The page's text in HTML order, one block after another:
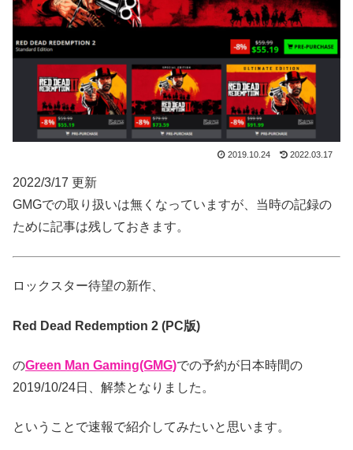
2019.10.24 2022.03.17
2022/3/17 更新
GMGでの取り扱いは無くなっていますが、当時の記録の
ために記事は残しておきます。
ロックスター待望の新作、
Red Dead Redemption 2 (PC版)
のGreen Man Gaming(GMG)での予約が日本時間の
2019/10/24日、解禁となりました。
ということで速報で紹介してみたいと思います。